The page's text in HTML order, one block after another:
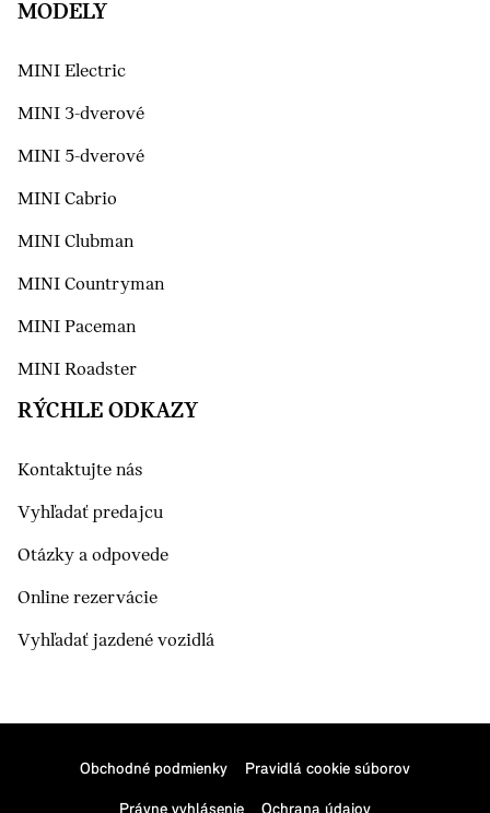
MODELY
MINI Electric
MINI 3-dverové
MINI 5-dverové
MINI Cabrio
MINI Clubman
MINI Countryman
MINI Paceman
MINI Roadster
RÝCHLE ODKAZY
Kontaktujte nás
Vyhľadať predajcu
Otázky a odpovede
Online rezervácie
Vyhľadať jazdené vozidlá
Obchodné podmienky Pravidlá cookie súborov